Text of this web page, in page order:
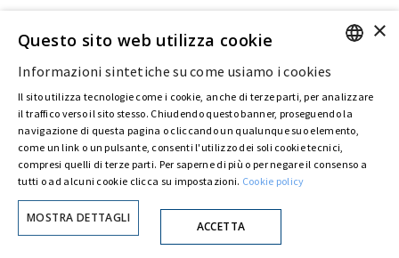
ITALIAN
×
Questo sito web utilizza cookie
Informazioni sintetiche su come usiamo i cookies
Il sito utilizza tecnologie come i cookie, anche di terze parti, per analizzare
il traffico verso il sito stesso. Chiudendo questo banner, proseguendo la
navigazione di questa pagina o cliccando un qualunque suo elemento,
come un link o un pulsante, consenti l'utilizzo dei soli cookie tecnici,
compresi quelli di terze parti. Per saperne di più o per negare il consenso a
tutti o ad alcuni cookie clicca su impostazioni. Cookie policy
MOSTRA DETTAGLI
ACCETTA